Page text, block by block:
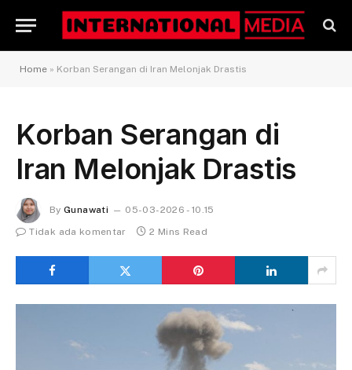
Home » Korban Serangan di Iran Melonjak Drastis
Korban Serangan di
Iran Melonjak Drastis
By Gunawati
05-03-2026 - 10.15
Tidak ada komentar
2 Mins Read